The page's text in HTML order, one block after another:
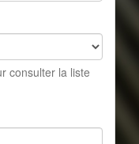
consulter la liste